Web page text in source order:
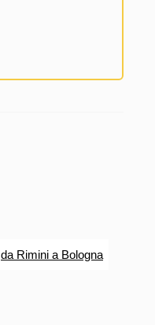
da Rimini a Bologna